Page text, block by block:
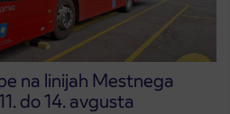
na linijah Mestnega
do 14. avgusta